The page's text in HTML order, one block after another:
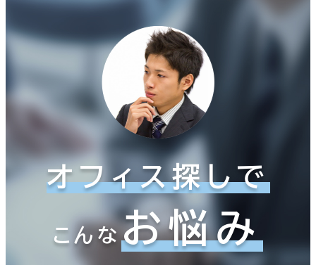
オフィス探しで
こんなお悩み